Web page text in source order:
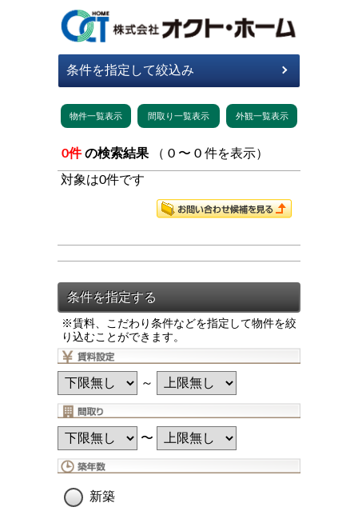
0件 の検索結果 （ 0 〜 0 件を表示）
対象は0件です
※賃料、こだわり条件などを指定して物件を絞
り込むことができます。
～
〜
新築